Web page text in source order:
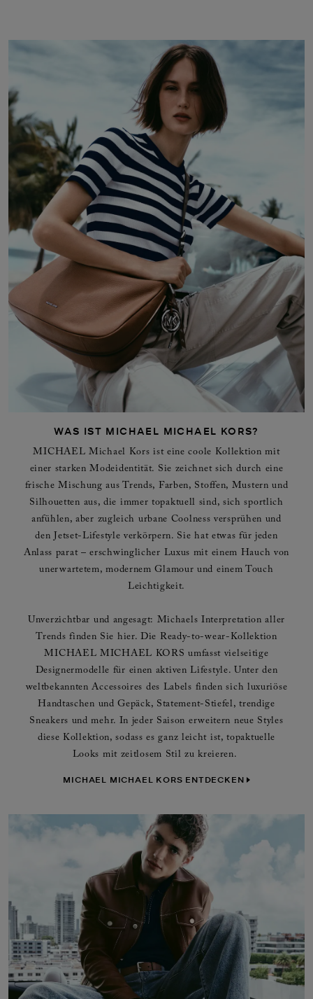
WAS IST MICHAEL MICHAEL KORS?
MICHAEL Michael Kors ist eine coole Kollektion mit
einer starken Modeidentität. Sie zeichnet sich durch eine
frische Mischung aus Trends, Farben, Stoffen, Mustern und
Silhouetten aus, die immer topaktuell sind, sich sportlich
anfühlen, aber zugleich urbane Coolness versprühen und
den Jetset-Lifestyle verkörpern. Sie hat etwas für jeden
Anlass parat – erschwinglicher Luxus mit einem Hauch von
unerwartetem, modernem Glamour und einem Touch
Leichtigkeit.
Unverzichtbar und angesagt: Michaels Interpretation aller
Trends finden Sie hier. Die Ready-to-wear-Kollektion
MICHAEL MICHAEL KORS umfasst vielseitige
Designermodelle für einen aktiven Lifestyle. Unter den
weltbekannten Accessoires des Labels finden sich luxuriöse
Handtaschen und Gepäck, Statement-Stiefel, trendige
Sneakers und mehr. In jeder Saison erweitern neue Styles
diese Kollektion, sodass es ganz leicht ist, topaktuelle
Looks mit zeitlosem Stil zu kreieren.
MICHAEL MICHAEL KORS ENTDECKEN